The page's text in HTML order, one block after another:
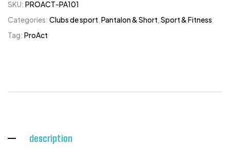
SKU: PROACT-PA101
Categories: Clubs de sport,Pantalon & Short,Sport & Fitness
Tag: ProAct
description